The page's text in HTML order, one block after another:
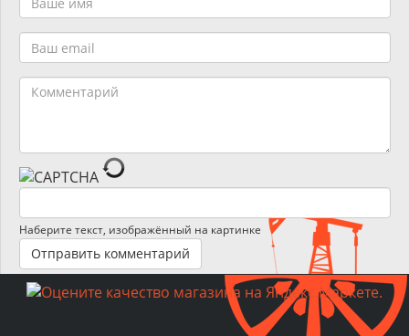
Наберите текст, изображённый на картинке